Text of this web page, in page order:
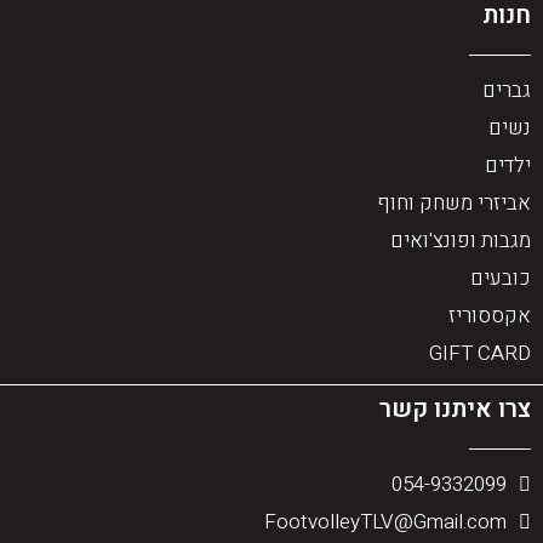
חנות
גברים
נשים
ילדים
אביזרי משחק וחוף
מגבות ופונצ'ואים
כובעים
אקססוריז
GIFT CARD
צרו איתנו קשר
054-9332099
FootvolleyTLV@Gmail.com